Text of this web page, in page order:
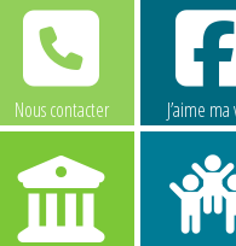
Nous contacter J’aime